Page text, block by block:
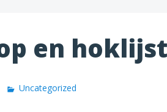
en
Uncategorized